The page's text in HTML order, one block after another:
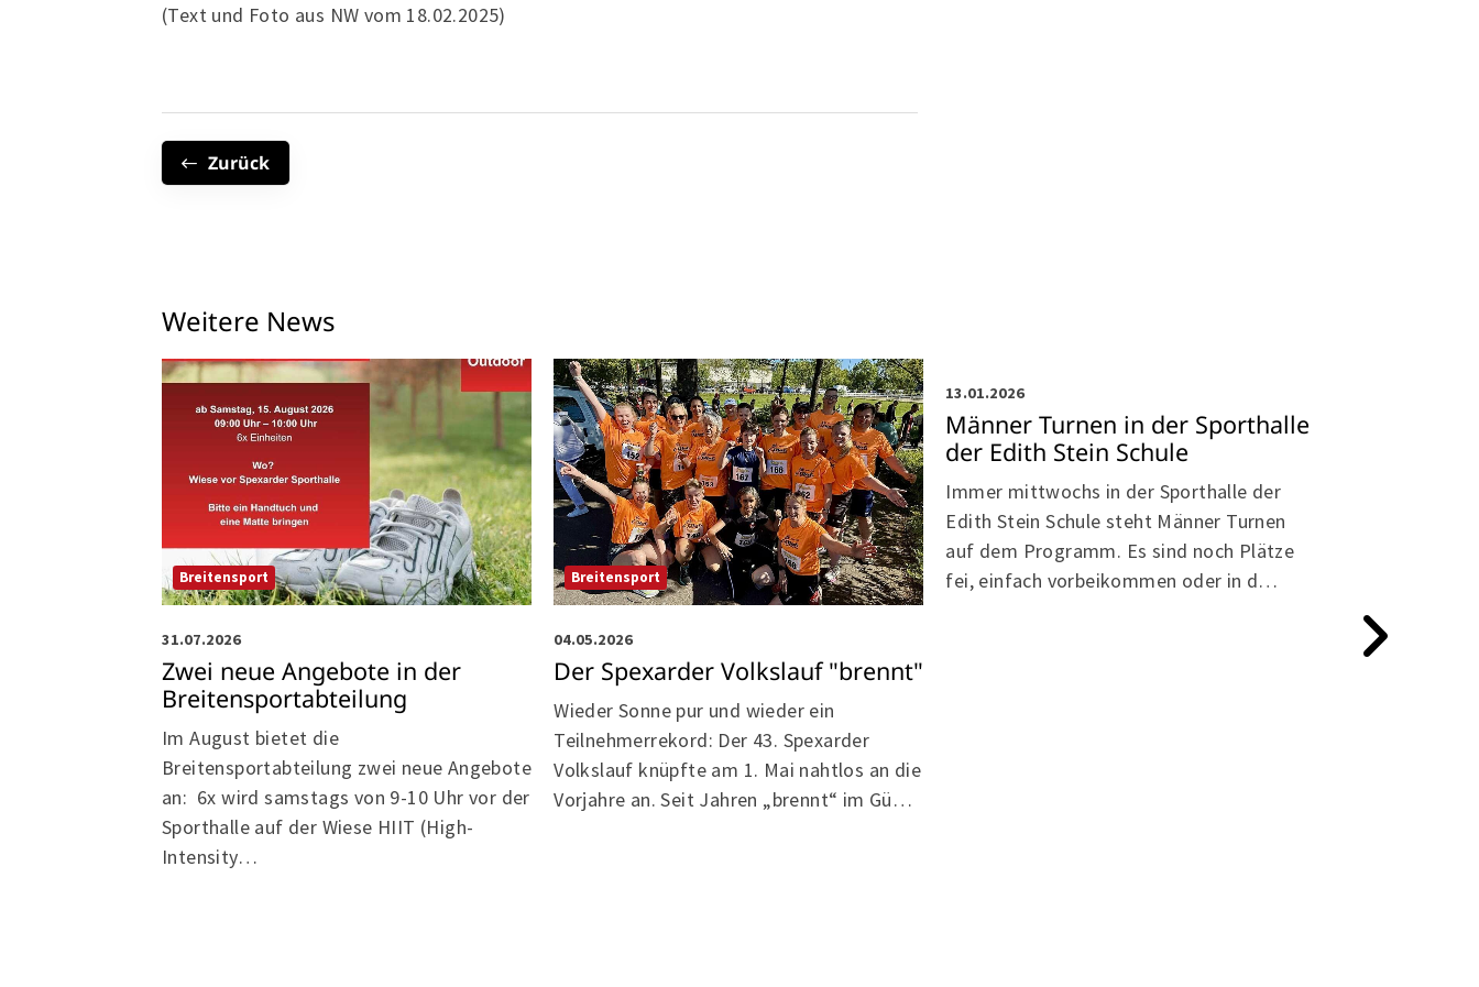
(Text und Foto aus NW vom 18.02.2025)
Zurück
Weitere News
Breitensport
31.07.2026
Zwei neue Angebote in der
Breitensportabteilung
Im August bietet die
Breitensportabteilung zwei neue Angebote
an: 6x wird samstags von 9-10 Uhr vor der
Sporthalle auf der Wiese HIIT (High-
Intensity…
Breitensport
04.05.2026
Der Spexarder Volkslauf "brennt"
Wieder Sonne pur und wieder ein
Teilnehmerrekord: Der 43. Spexarder
Volkslauf knüpfte am 1. Mai nahtlos an die
Vorjahre an. Seit Jahren „brennt“ im Gü…
13.01.2026
Männer Turnen in der Sporthalle
der Edith Stein Schule
Immer mittwochs in der Sporthalle der
Edith Stein Schule steht Männer Turnen
auf dem Programm. Es sind noch Plätze
fei, einfach vorbeikommen oder in d…
12.01.2026